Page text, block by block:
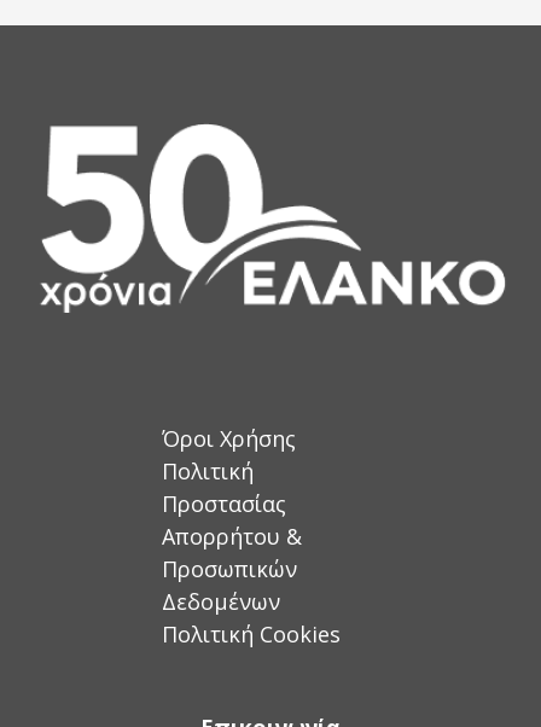
Όροι Χρήσης
Πολιτική
Προστασίας
Απορρήτου &
Προσωπικών
Δεδομένων
Πολιτική Cookies